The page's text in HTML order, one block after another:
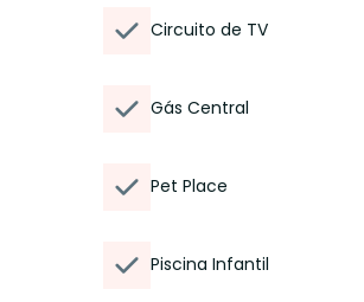
Circuito de TV
Gás Central
Pet Place
Piscina Infantil